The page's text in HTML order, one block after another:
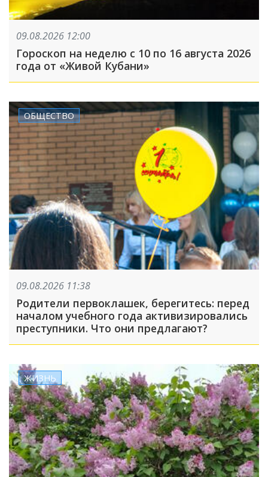
09.08.2026 12:00
Гороскоп на неделю с 10 по 16 августа 2026
года от «Живой Кубани»
ОБЩЕСТВО
09.08.2026 11:38
Родители первоклашек, берегитесь: перед
началом учебного года активизировались
преступники. Что они предлагают?
ЖИЗНЬ